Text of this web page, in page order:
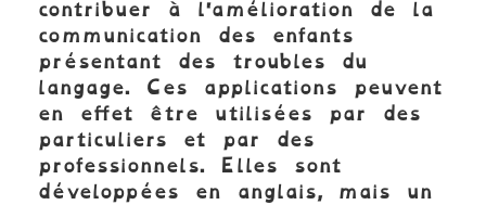
contribuer à l'amélioration de la
communication des enfants
présentant des troubles du
langage. Ces applications peuvent
en effet être utilisées par des
particuliers et par des
professionnels. Elles sont
développées en anglais, mais un